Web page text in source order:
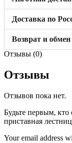
Доставка по
Возврат и обмен
Отзывы (0)
Отзывы
Отзывов пока нет.
Будьте первым, кто
приставная
Your email address